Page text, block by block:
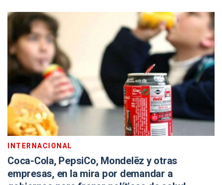
INTERNACIONAL
Coca-Cola, PepsiCo, Mondelēz y otras
empresas, en la mira por demandar a